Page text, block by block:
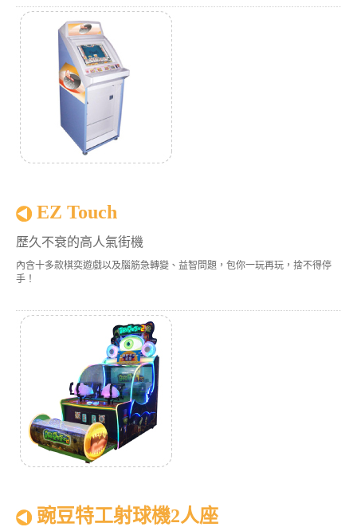
EZ Touch
歷久不衰的高人氣街機
內含十多款棋奕遊戲以及腦筋急轉變、益智問題，包你一玩再玩，捨不得停
手！
豌豆特工射球機2人座